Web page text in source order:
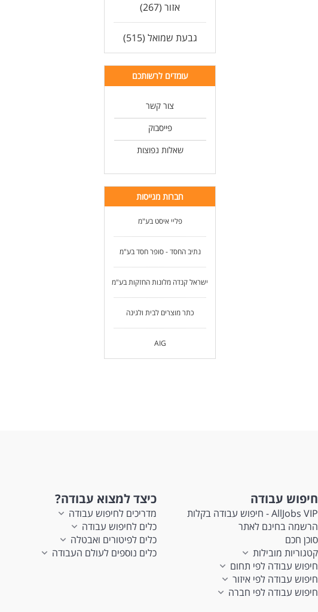
אזור (267)
גבעת שמואל (515)
עומדים לרשותכם
צור קשר
פייסבוק
שאלות נפוצות
חברות מגייסות
פליי איסט בע"מ
נתיב החסד - סופר חסד בע"מ
ישראל קנדה מלונות החזקות בע"מ
כתר מוצרים לבית ולגינה
AIG
חיפוש עבודה
AllJobs VIP - חיפוש עבודה בקלות
הרשמה בחינם לאתר
סוכן חכם
קטגוריות מובילות
חיפוש עבודה לפי תחום
חיפוש עבודה לפי איזור
חיפוש עבודה לפי חברה
כיצד למצוא עבודה?
מדריכים לחיפוש עבודה
כלים לחיפוש עבודה
כלים לפיטורים ואבטלה
כלים נוספים לעולם העבודה